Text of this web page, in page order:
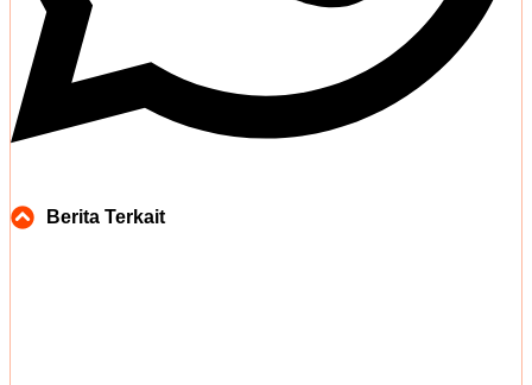
Berita Terkait